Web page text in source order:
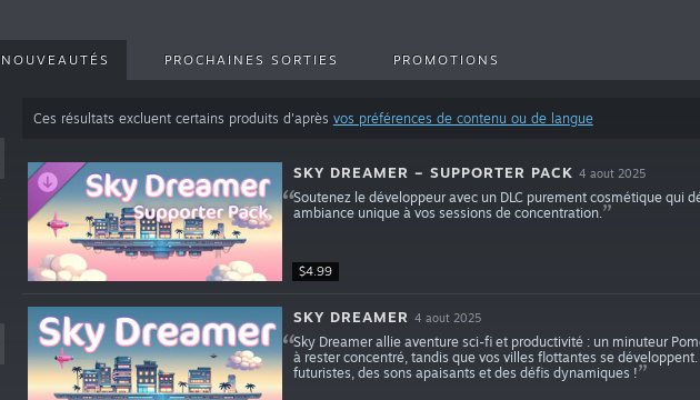
NOUVEAUTÉS PROCHAINES SORTIES PROMOTIONS
Ces résultats excluent certains produits d'après vos préférences de contenu ou de langue
$4.99
SKY DREAMER – SUPPORTER PACK 4 aout 2025
Soutenez le développeur avec un DLC purement cosmétique qui
ambiance unique à vos sessions de concentration.
SKY DREAMER 4 aout 2025
Sky Dreamer allie aventure sci-fi et productivité : un minuteur
à rester concentré, tandis que vos villes flottantes se
futuristes, des sons apaisants et des défis dynamiques !